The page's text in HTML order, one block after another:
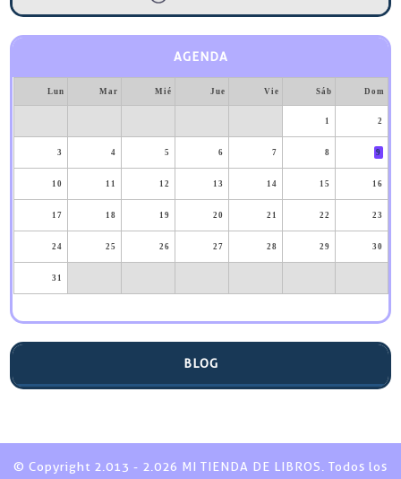
AGENDA
Lun Mar Mié Jue Vie Sáb Dom
1 2
3 4 5 6 7 8 9
10 11 12 13 14 15 16
17 18 19 20 21 22 23
24 25 26 27 28 29 30
31
BLOG
© Copyright 2.013 - 2.026 MI TIENDA DE LIBROS. Todos los